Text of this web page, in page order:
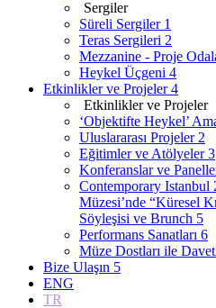
Sergiler
Süreli Sergiler 1
Teras Sergileri 2
Mezzanine - Proje
Heykel Üçgeni 4
Etkinlikler ve Projeler 4
Etkinlikler ve Projeler
‘Objektifte Heykel’
Uluslararası Projeler 2
Eğitimler ve Atölyeler 3
Konferanslar ve
Contemporary Istanbul
Müzesi’nde “Küresel
Söyleşisi ve Brunch 5
Performans Sanatları 6
Müze Dostları ile
Bize Ulaşın 5
ENG
TR